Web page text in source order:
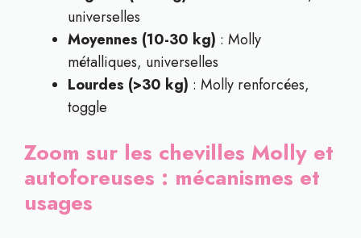
universelles
Moyennes (10-30 kg) : Molly
métalliques, universelles
Lourdes (>30 kg) : Molly renforcées,
toggle
Zoom sur les chevilles Molly et
autoforeuses : mécanismes et
usages